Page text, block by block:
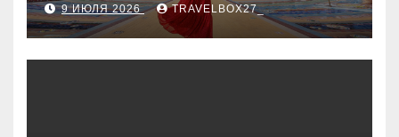
9 ИЮЛЯ 2026 TRAVELBOX27_